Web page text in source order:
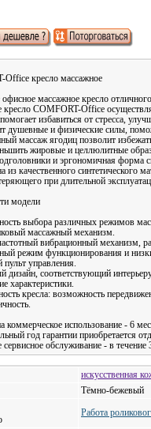
Office кресло массажное
массажное кресло
кресло COMFORT-Office
помогает избавиться от стресса,
душевные и физические силы,
массаж ягодиц позволит
жировые и целлюлитные
и эргономичная форма
из качественного синтетического
при длительной
модели
выбора различных режимов
массажный механизм.
вибрационный механизм,
режим функционирования и
управления.
дизайн, соответствующий
характеристики.
кресла: возможность
коммерческое использование - 6
год гарантии приобретается
сервисное обслуживание - в течение
искусственная
Тёмно-бежевый
Работа